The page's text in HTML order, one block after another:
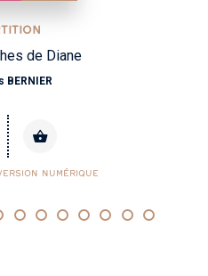
de Diane
BERNIER
NUMÉRIQUE